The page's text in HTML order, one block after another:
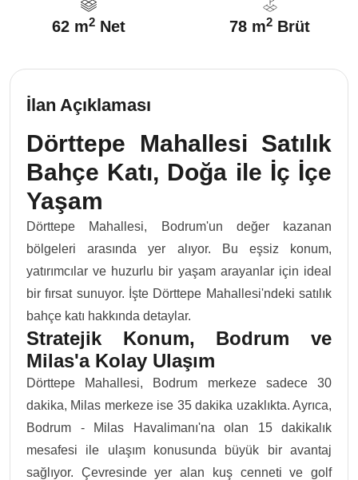
62 m2Net 78 m2 Brüt
İlan Açıklaması
Dörttepe Mahallesi Satılık
Bahçe Katı, Doğa ile İç İçe
Yaşam
Dörttepe Mahallesi, Bodrum'un değer kazanan
bölgeleri arasında yer alıyor. Bu eşsiz konum,
yatırımcılar ve huzurlu bir yaşam arayanlar için ideal
bir fırsat sunuyor. İşte Dörttepe Mahallesi'ndeki satılık
bahçe katı hakkında detaylar.
Stratejik Konum, Bodrum ve
Milas'a Kolay Ulaşım
Dörttepe Mahallesi, Bodrum merkeze sadece 30
dakika, Milas merkeze ise 35 dakika uzaklıkta. Ayrıca,
Bodrum - Milas Havalimanı'na olan 15 dakikalık
mesafesi ile ulaşım konusunda büyük bir avantaj
sağlıyor. Çevresinde yer alan kuş cenneti ve golf